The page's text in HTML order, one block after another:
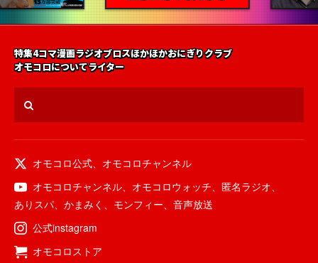
特集4コマ漫画ラジオブロスほかほかおにぎりクラブ
オモコロについてライター
オモコロ公式、 オモコロチャンネル
オモコロチャンネル、 オモコロウォッチ、 匿名ラジオ、
ありスパ、 かまみく 、 モンフィー、 音声放送
公式instagram
オモコロストア